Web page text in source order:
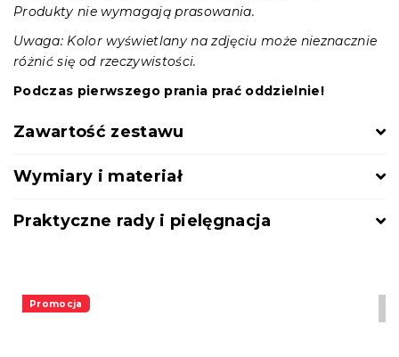
Produkty nie wymagają prasowania.
Uwaga: Kolor wyświetlany na zdjęciu może nieznacznie
różnić się od rzeczywistości.
Podczas pierwszego prania prać oddzielnie!
Zawartość zestawu
Wymiary i materiał
Praktyczne rady i pielęgnacja
Promocja